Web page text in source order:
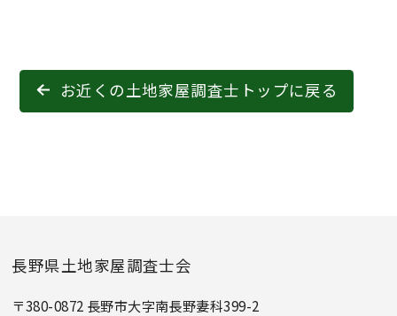
お近くの土地家屋調査士トップに戻る
長野県土地家屋調査士会
〒380-0872 長野市大字南長野妻科399-2